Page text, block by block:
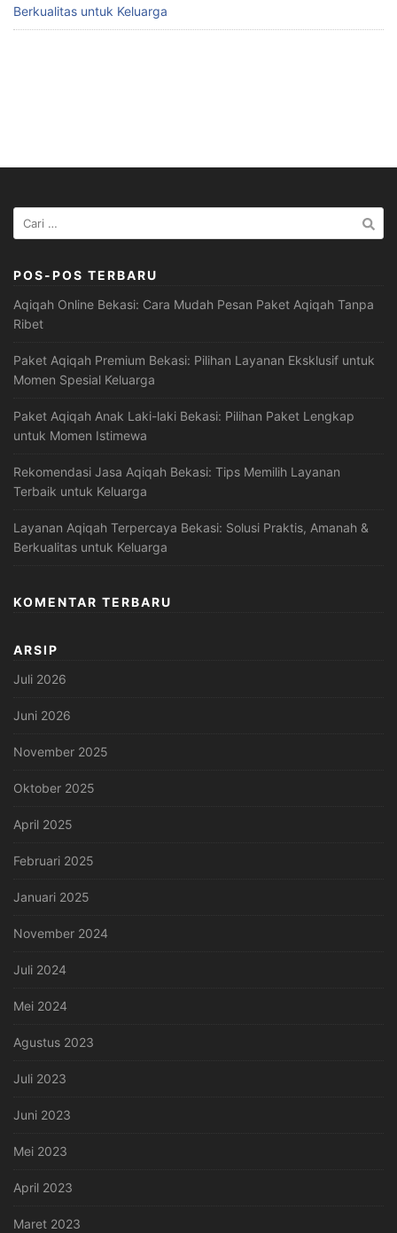
Berkualitas untuk Keluarga
Cari
untuk:
POS-POS TERBARU
Aqiqah Online Bekasi: Cara Mudah Pesan Paket Aqiqah Tanpa
Ribet
Paket Aqiqah Premium Bekasi: Pilihan Layanan Eksklusif untuk
Momen Spesial Keluarga
Paket Aqiqah Anak Laki-laki Bekasi: Pilihan Paket Lengkap
untuk Momen Istimewa
Rekomendasi Jasa Aqiqah Bekasi: Tips Memilih Layanan
Terbaik untuk Keluarga
Layanan Aqiqah Terpercaya Bekasi: Solusi Praktis, Amanah &
Berkualitas untuk Keluarga
KOMENTAR TERBARU
ARSIP
Juli 2026
Juni 2026
November 2025
Oktober 2025
April 2025
Februari 2025
Januari 2025
November 2024
Juli 2024
Mei 2024
Agustus 2023
Juli 2023
Juni 2023
Mei 2023
April 2023
Maret 2023